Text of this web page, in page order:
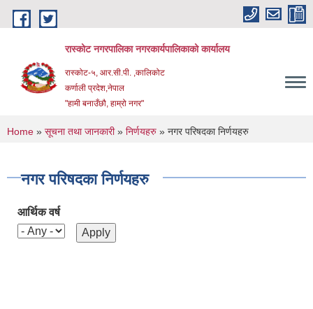
Skip to main content
रास्कोट नगरपालिका नगरकार्यपालिकाको कार्यालय
रास्कोट-५, आर.सी.पी. ,कालिकोट
कर्णाली प्रदेश,नेपाल
"हामी बनाउँछौ, हाम्रो नगर"
You are here
Home » सूचना तथा जानकारी» निर्णयहरु » नगर परिषदका निर्णयहरु
नगर परिषदका निर्णयहरु
आर्थिक वर्ष